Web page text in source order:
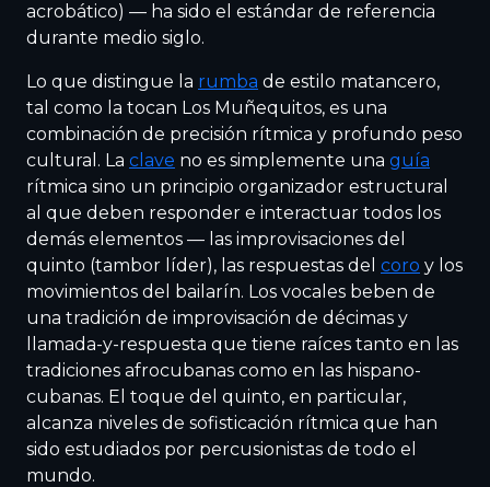
acrobático) — ha sido el estándar de referencia
durante medio siglo.
Lo que distingue la rumba de estilo matancero,
tal como la tocan Los Muñequitos, es una
combinación de precisión rítmica y profundo peso
cultural. La clave no es simplemente una guía
rítmica sino un principio organizador estructural
al que deben responder e interactuar todos los
demás elementos — las improvisaciones del
quinto (tambor líder), las respuestas del coro y los
movimientos del bailarín. Los vocales beben de
una tradición de improvisación de décimas y
llamada-y-respuesta que tiene raíces tanto en las
tradiciones afrocubanas como en las hispano-
cubanas. El toque del quinto, en particular,
alcanza niveles de sofisticación rítmica que han
sido estudiados por percusionistas de todo el
mundo.